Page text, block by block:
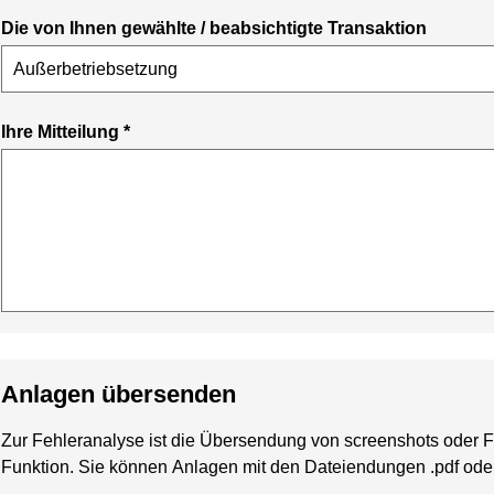
Die von Ihnen gewählte / beabsichtigte Transaktion
Ihre Mitteilung *
Anlagen übersenden
Zur Fehleranalyse ist die Übersendung von screenshots oder
Funktion. Sie können Anlagen mit den Dateiendungen .pdf